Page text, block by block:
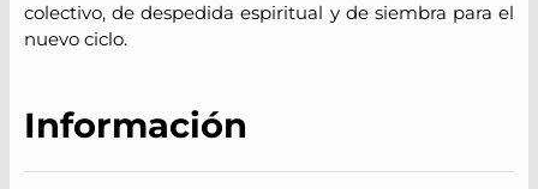
colectivo, de despedida espiritual y de siembra para el
nuevo ciclo.
Información